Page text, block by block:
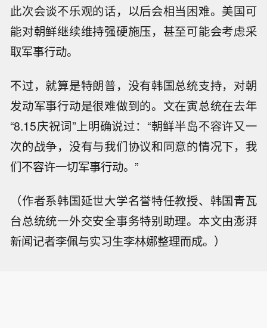
此次会谈不乐观的话，以后会相当困难。美国可
能对朝鲜继续维持强硬施压，甚至可能会考虑采
取军事行动。
不过，就算是特朗普，没有韩国总统支持，对朝
发动军事行动是很难做到的。文在寅总统在去年
“8.15庆祝词”上明确说过：“朝鲜半岛不容许又一
次的战争，没有与我们协议和同意的情况下，我
们不容许一切军事行动。”
（作者系韩国延世大学名誉特任教授、韩国青瓦
台总统统一外交安全事务特别助理。本文由澎湃
新闻记者李佩与实习生李林娜整理而成。）